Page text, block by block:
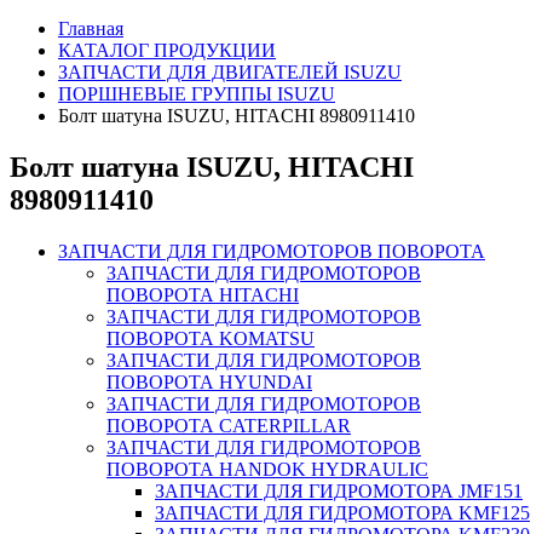
Главная
КАТАЛОГ ПРОДУКЦИИ
ЗАПЧАСТИ ДЛЯ ДВИГАТЕЛЕЙ ISUZU
ПОРШНЕВЫЕ ГРУППЫ ISUZU
Болт шатуна ISUZU, HITACHI 8980911410
Болт шатуна ISUZU, HITACHI
8980911410
ЗАПЧАСТИ ДЛЯ ГИДРОМОТОРОВ ПОВОРОТА
ЗАПЧАСТИ ДЛЯ ГИДРОМОТОРОВ
ПОВОРОТА HITACHI
ЗАПЧАСТИ ДЛЯ ГИДРОМОТОРОВ
ПОВОРОТА KOMATSU
ЗАПЧАСТИ ДЛЯ ГИДРОМОТОРОВ
ПОВОРОТА HYUNDAI
ЗАПЧАСТИ ДЛЯ ГИДРОМОТОРОВ
ПОВОРОТА CATERPILLAR
ЗАПЧАСТИ ДЛЯ ГИДРОМОТОРОВ
ПОВОРОТА HANDOK HYDRAULIC
ЗАПЧАСТИ ДЛЯ ГИДРОМОТОРА JMF151
ЗАПЧАСТИ ДЛЯ ГИДРОМОТОРА KMF125